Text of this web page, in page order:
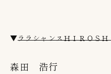
▼ララシャンスＨＩＲＯＳ
森田 浩行